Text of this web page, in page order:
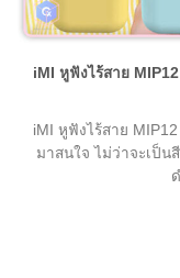
iMI หูฟังไร้สาย
iMI หูฟังไร้สาย
มาสนใจ ไม่ว่าจะเป็น